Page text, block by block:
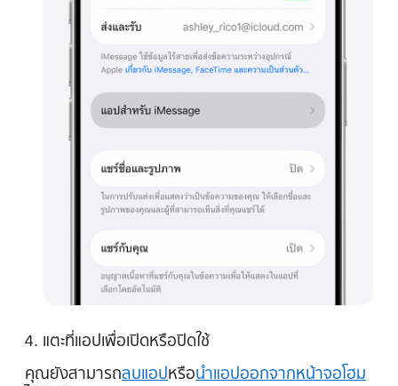
แตะที่แอปเพื่อเปิดหรือปิดใช้
คุณยังสามารถลบแอปหรือนำแอปออกจากหน้าจอโฮม